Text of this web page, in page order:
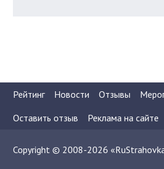
Рейтинг Новости Отзывы
Оставить отзыв
Реклама на сайте
Copyright © 2008-2026